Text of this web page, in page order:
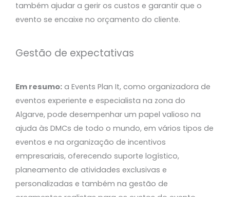
também ajudar a gerir os custos e garantir que o
evento se encaixe no orçamento do cliente.
Gestão de expectativas
Em resumo: a Events Plan It, como organizadora de
eventos experiente e especialista na zona do
Algarve, pode desempenhar um papel valioso na
ajuda às DMCs de todo o mundo, em vários tipos de
eventos e na organização de incentivos
empresariais, oferecendo suporte logístico,
planeamento de atividades exclusivas e
personalizadas e também na gestão de